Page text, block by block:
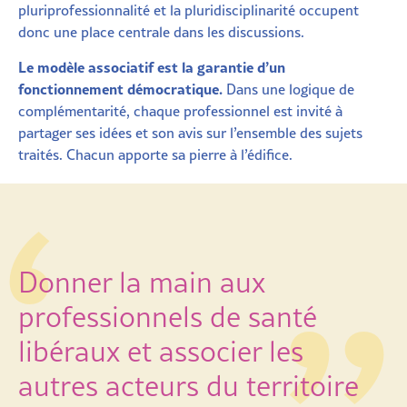
pluriprofessionnalité et la pluridisciplinarité occupent
donc une place centrale dans les discussions.
Le modèle associatif est la garantie d’un
fonctionnement démocratique. Dans une logique de
complémentarité, chaque professionnel est invité à
partager ses idées et son avis sur l’ensemble des sujets
traités. Chacun apporte sa pierre à l’édifice.
Donner la main aux
professionnels de santé
libéraux et associer les
autres acteurs du territoire